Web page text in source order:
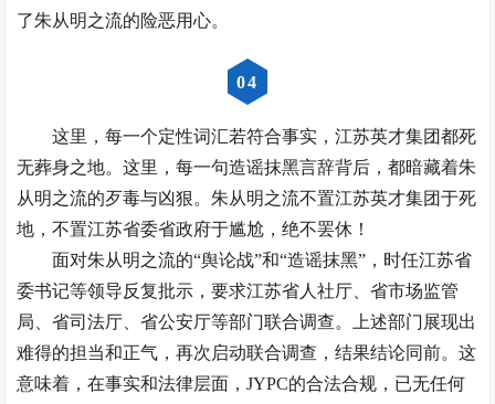
了朱从明之流的险恶用心。
04
这里，每一个定性词汇若符合事实，江苏英才集团都死
无葬身之地。这里，每一句造谣抹黑言辞背后，都暗藏着朱
从明之流的歹毒与凶狠。朱从明之流不置江苏英才集团于死
地，不置江苏省委省政府于尴尬，绝不罢休！
面对朱从明之流的“舆论战”和“造谣抹黑”，时任江苏省
委书记等领导反复批示，要求江苏省人社厅、省市场监管
局、省司法厅、省公安厅等部门联合调查。上述部门展现出
难得的担当和正气，再次启动联合调查，结果结论同前。这
意味着，在事实和法律层面，JYPC的合法合规，已无任何